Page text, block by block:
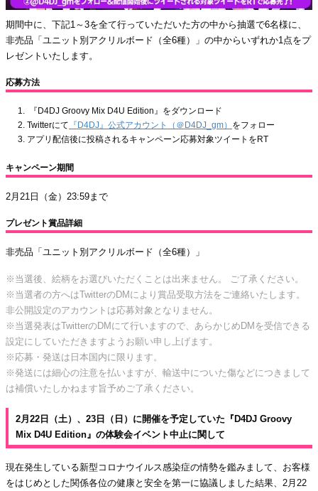
期間中に、下記1～3を全て行っていただいた方の中から抽選で6名様に、
非売品「ユニット別アクリルボード（全6種）」の中からいずれか1点をプ
レゼントいたします。
応募方法
『D4DJ Groovy Mix D4U Edition』をダウンロード
Twitterにて 『D4DJ』公式アカウント（＠D4DJ_gm） をフォロー
アプリ配信後に投稿されるキャンペーン応募対象ツイートをRT
キャンペーン期間
2月21日（金）23:59まで
プレゼント賞品詳細
非売品「ユニット別アクリルボード（全6種）」
※当選後、絵柄をお選びいただくことは出来ません。 ご了承ください。
※当選者の方へはTwitterのDMにより賞品受取方法をご連絡いたします。
非公開設定のアカウントは応募対象となりません。
※当選発表はTwitterのDMにて行いますので、あらかじめDMを受信できる
設定にしていただきますようお願い申し上げます。
※応募・発送は日本国内に限ります。
※発送には細心の注意を払いますが、輸送中についた傷などにつきまして
は補償いたしかねます旨予めご了承ください。
2月22日（土）、23日（日）に開催を予定していた『D4DJ Groovy
Mix D4U Edition』の体験会イベント中止に関して
現在発生している新型コロナウイルス感染症の情勢を鑑みまして、お客様
をはじめとした関係各位の健康と安全を第一に協議しました結果、2月22